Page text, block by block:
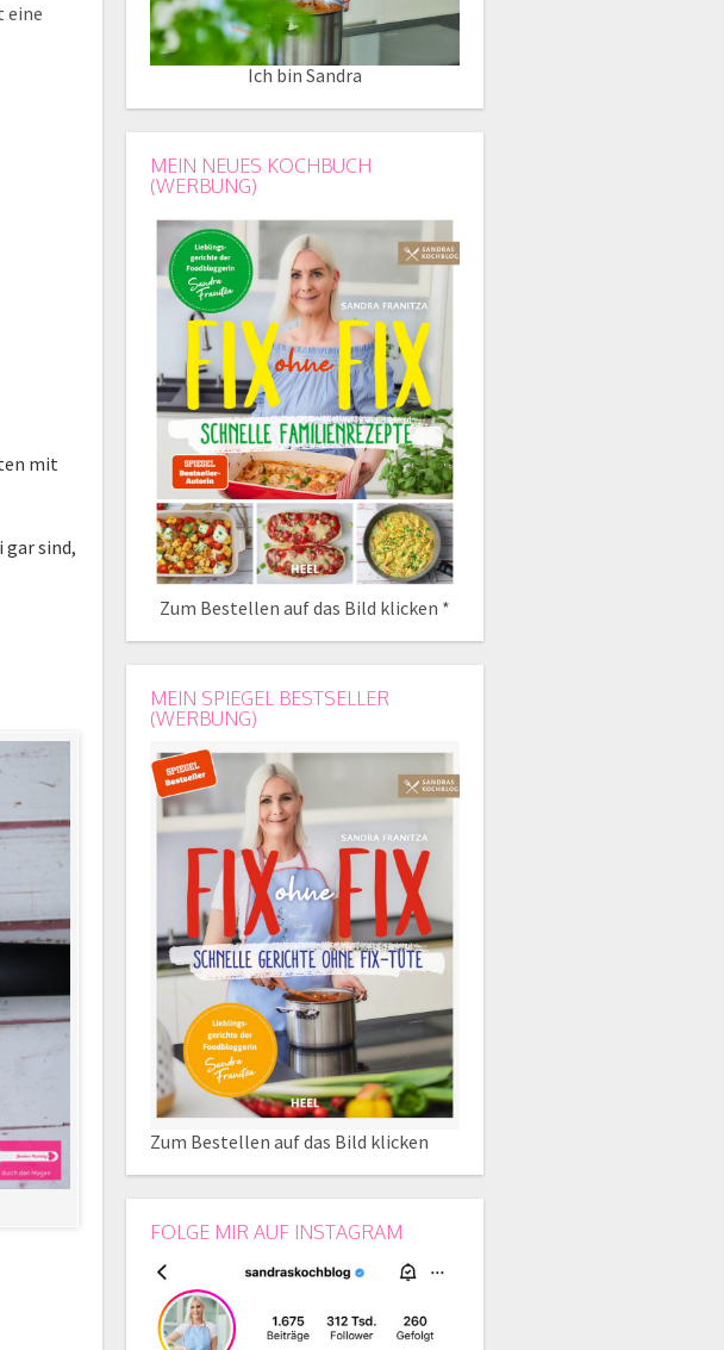
eine
mit
gar sind,
Ich bin Sandra
MEIN NEUES KOCHBUCH
(WERBUNG)
Zum Bestellen auf das Bild klicken *
MEIN SPIEGEL BESTSELLER
(WERBUNG)
Zum Bestellen auf das Bild klicken
FOLGE MIR AUF INSTAGRAM